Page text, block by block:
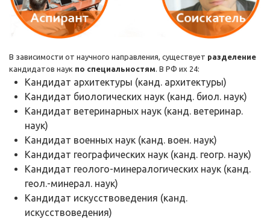
В зависимости от научного направления, существует разделение
кандидатов наук по специальностям. В РФ их 24:
Кандидат архитектуры (канд. архитектуры)
Кандидат биологических наук (канд. биол. наук)
Кандидат ветеринарных наук (канд. ветеринар.
наук)
Кандидат военных наук (канд. воен. наук)
Кандидат географических наук (канд. геогр. наук)
Кандидат геолого-минералогических наук (канд.
геол.-минерал. наук)
Кандидат искусствоведения (канд.
искусствоведения)